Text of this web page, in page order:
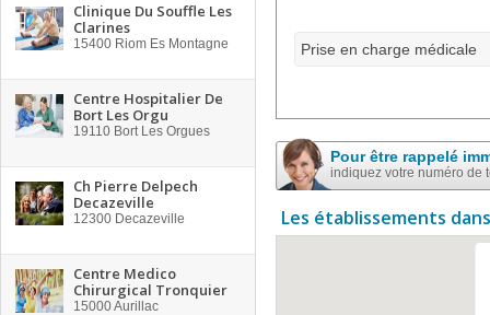
Clinique Du Souffle Les
Clarines
15400 Riom Es Montagne
Centre Hospitalier De
Bort Les Orgu
19110 Bort Les Orgues
Ch Pierre Delpech
Decazeville
12300 Decazeville
Centre Medico
Chirurgical Tronquier
15000Aurillac
Prise en charge médicale
Pour être rappelé
indiquez votre numéro de
Les établissements